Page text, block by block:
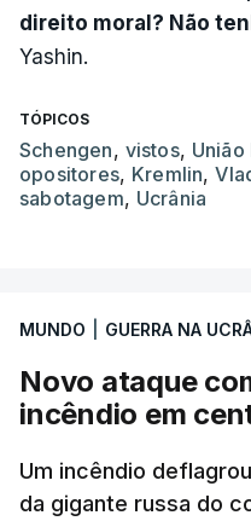
direito moral? Não
Yashin.
TÓPICOS
Schengen, vistos, União
opositores, Kremlin,
sabotagem, Ucrânia
MUNDO GUERRA NA
Novo ataque
incêndio em
Um incêndio
da gigante russa do